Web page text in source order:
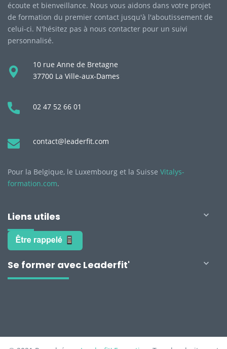
écoute et bienveillance. Nous vous aidons dans votre projet
de formation du premier contact jusqu'à l'aboutissement de
celui-ci. N'hésitez pas à nous contacter pour un suivi
personnalisé.
10 rue Anne de Bretagne
37700 La Ville-aux-Dames
02 47 52 66 01
contact@leaderfit.com
Pour la Belgique, le Luxembourg et la Suisse Vitalys-
formation.com.
Liens utiles 
Se former avec Leaderfit' 